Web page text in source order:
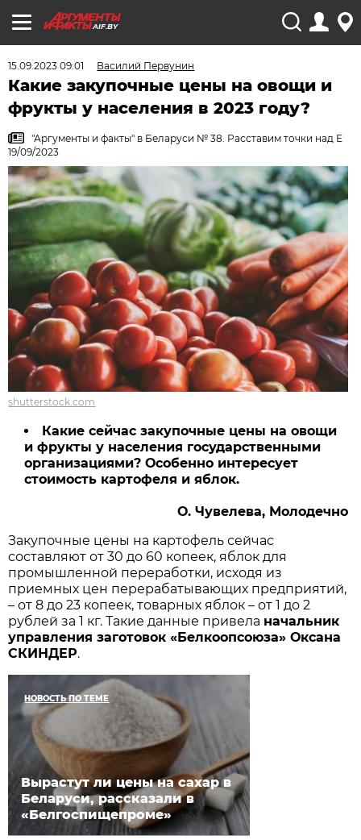
AIF.BY
15.09.2023 09:01 Василий Первунин
Какие закупочные цены на овощи и
фрукты у населения в 2023 году?
"Аргументы и факты" в Беларуси № 38. Расставим точки над Е
19/09/2023
shutterstock.com
Какие сейчас закупочные цены на овощи
и фрукты у населения государственными
организациями? Особенно интересует
стоимость картофеля и яблок.
О. Чувелева, Молодечно
Закупочные цены на картофель сейчас
составляют от 30 до 60 копеек, яблок для
промышленной переработки, исходя из
приемных цен перерабатывающих предприятий,
– от 8 до 23 копеек, товарных яблок – от 1 до 2
рублей за 1 кг. Такие данные привела начальник
управления заготовок «Белкоопсоюза» Оксана
СКИНДЕР.
НОВОСТЬ ПО ТЕМЕ
Вырастут ли цены на сахар в
Беларуси, рассказали в
«Белгоспищепроме»